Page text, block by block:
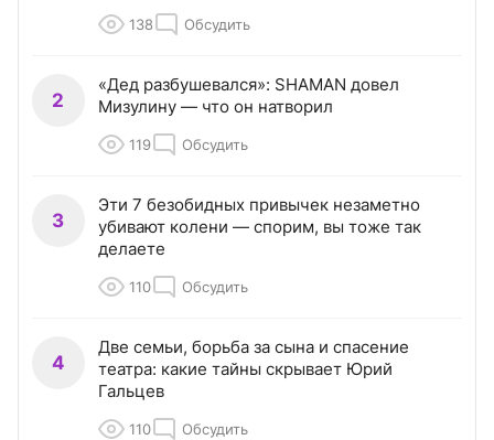
138 Обсудить
2
«Дед разбушевался»: SHAMAN довел
Мизулину — что он натворил
119 Обсудить
3
Эти 7 безобидных привычек незаметно
убивают колени — спорим, вы тоже так
делаете
110 Обсудить
4
Две семьи, борьба за сына и спасение
театра: какие тайны скрывает Юрий
Гальцев
110 Обсудить